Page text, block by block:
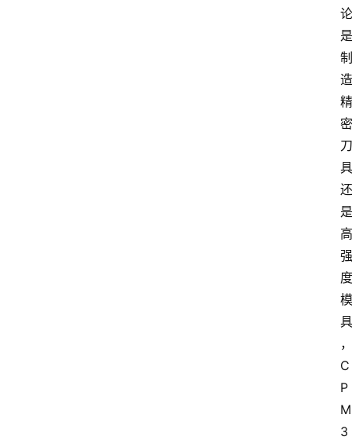
论
是
制
造
精
密
刀
具
还
是
高
强
度
模
具
，
C
P
M
3